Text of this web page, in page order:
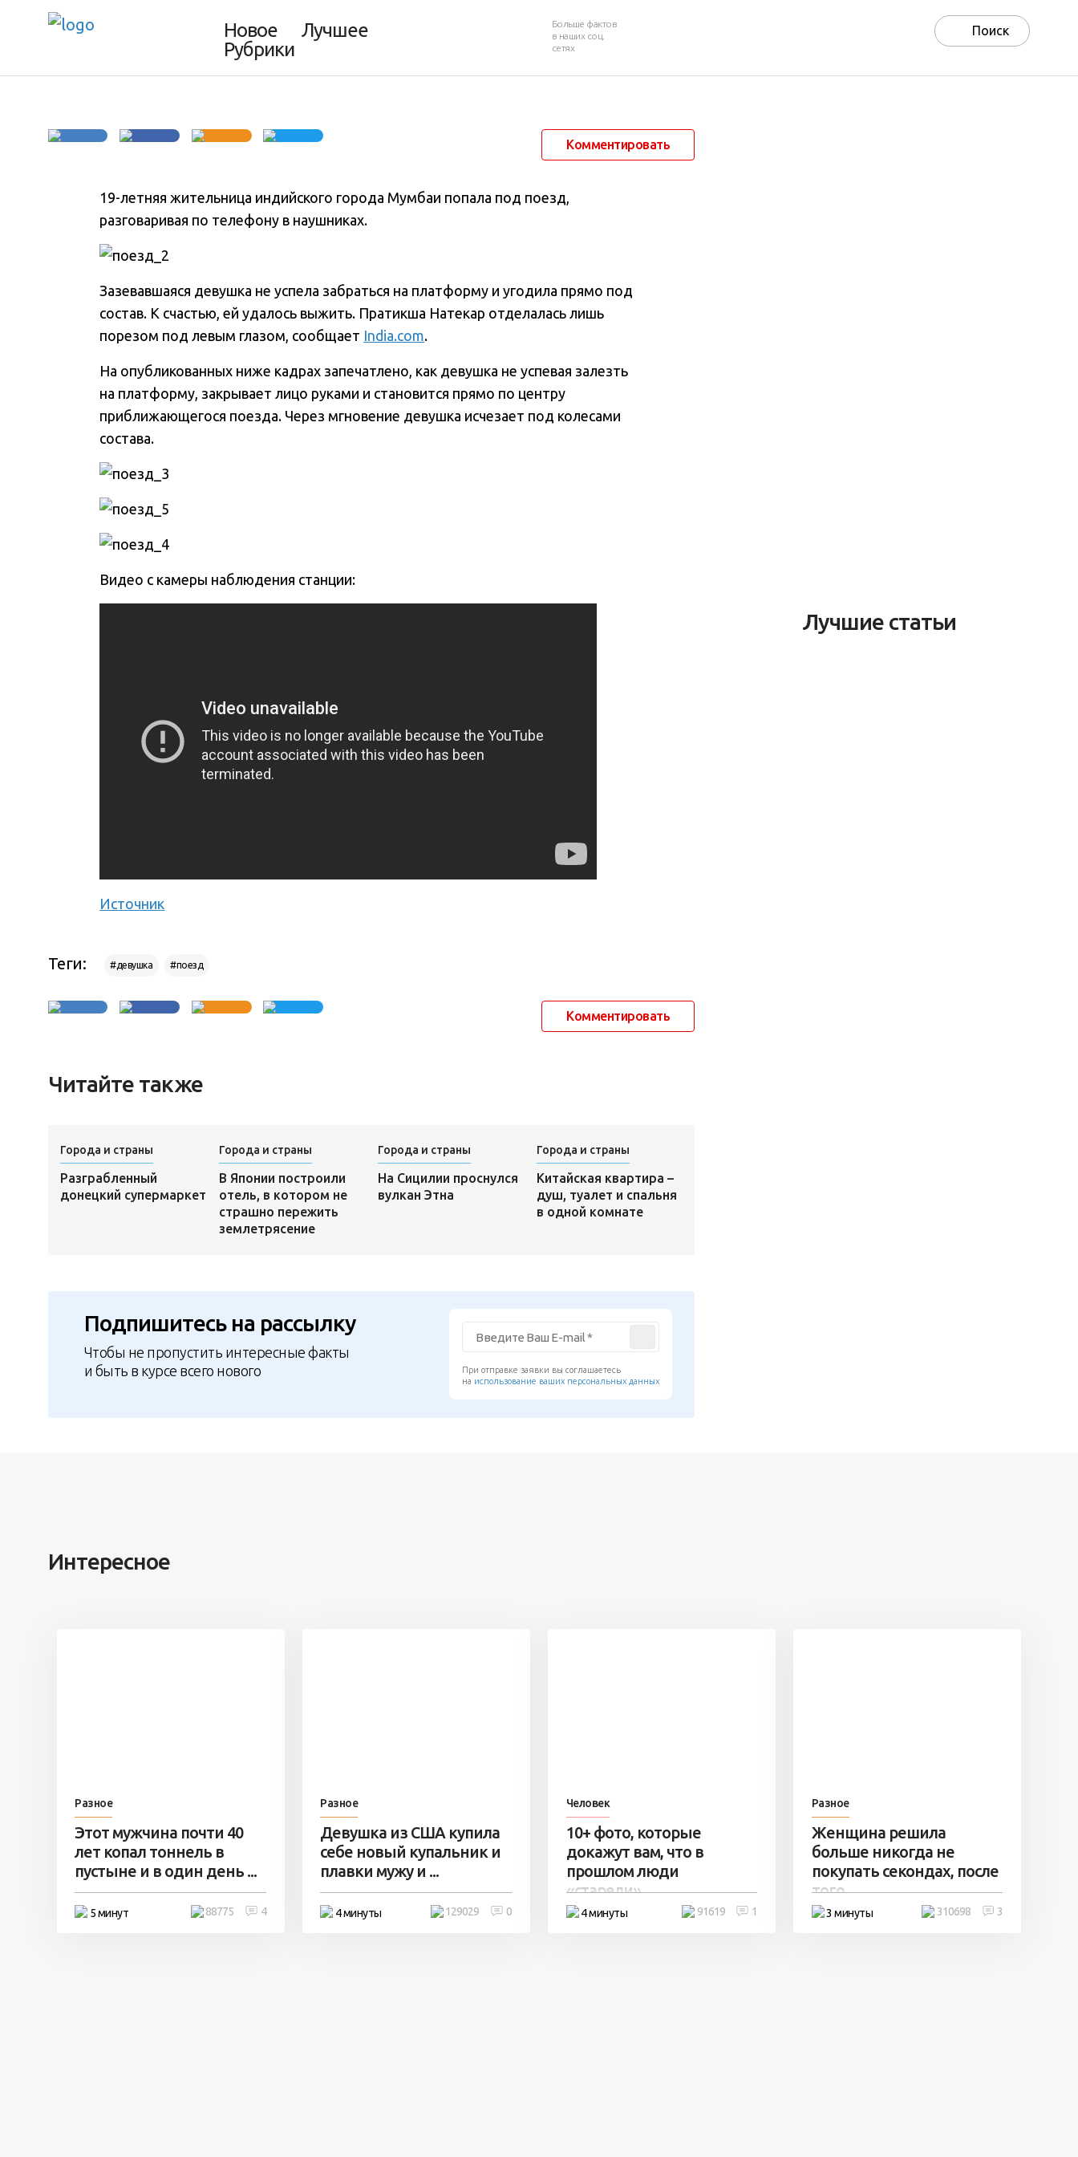
Новое
Лучшее
Рубрики
Больше фактов
в наших соц.
сетях
её переехал поезд
Комментировать
19-летняя жительница индийского города Мумбаи попала под поезд,
разговаривая по телефону в наушниках.
Зазевавшаяся девушка не успела забраться на платформу и угодила прямо под
состав. К счастью, ей удалось выжить. Пратикша Натекар отделалась лишь
порезом под левым глазом, сообщает India.com.
На опубликованных ниже кадрах запечатлено, как девушка не успевая залезть
на платформу, закрывает лицо руками и становится прямо по центру
приближающегося поезда. Через мгновение девушка исчезает под колесами
состава.
Видео с камеры наблюдения станции:
Источник
Теги: #девушка #поезд
Комментировать
Читайте также
Города и страны
Разграбленный
донецкий супермаркет
Города и страны
В Японии построили
отель, в котором не
страшно пережить
землетрясение
Города и страны
На Сицилии проснулся
вулкан Этна
Города и страны
Китайская квартира –
душ, туалет и спальня
в одной комнате
Подпишитесь на рассылку
Чтобы не пропустить интересные факты
и быть в курсе всего нового
При отправке заявки вы соглашаетесь
на использование ваших персональных данных
Лучшие статьи
Интересное
Разное
Этот мужчина почти 40
лет копал тоннель в
пустыне и в один день ...
5 минут 4
88775
Разное
Девушка из США купила
себе новый купальник и
плавки мужу и ...
4 минуты 0
129029
Человек
10+ фото, которые
докажут вам, что в
прошлом люди
«старели» ...
4 минуты 1
91619
Разное
Женщина решила
больше никогда не
покупать секондах, после
того ...
3 минуты 3
310698